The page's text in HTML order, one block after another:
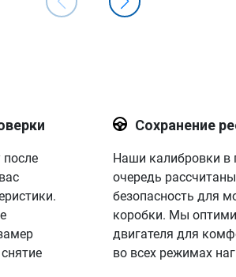
после
Сохранение
Наши калибровки в
очередь
безопасность для
коробки. Мы
двигателя для
во всех режимах